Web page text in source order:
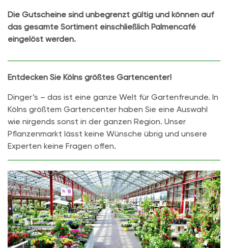
Die Gutscheine sind unbegrenzt gültig und können auf
das gesamte Sortiment einschließlich Palmencafé
eingelöst werden.
Entdecken Sie Kölns größtes Gartencenter!
Dinger’s – das ist eine ganze Welt für Gartenfreunde. In
Kölns größtem Gartencenter haben Sie eine Auswahl
wie nirgends sonst in der ganzen Region. Unser
Pflanzenmarkt lässt keine Wünsche übrig und unsere
Experten keine Fragen offen.